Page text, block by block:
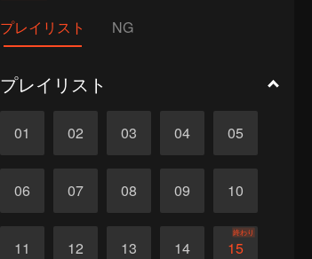
プレイリスト NG
プレイリスト
01 02 03 04 05
06 07 08 09 10
11 12 13 14 15
終わり